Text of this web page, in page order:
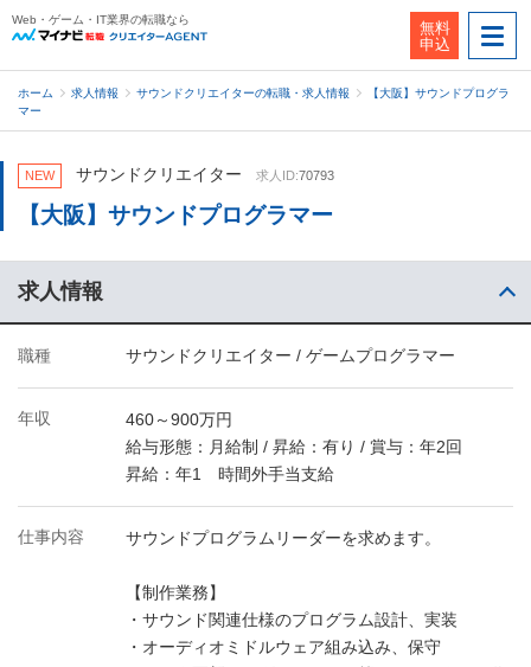
Web・ゲーム・IT業界の転職なら
無料
申込
ホーム 求人情報 サウンドクリエイターの転職・求人情報
【大阪】サウンドプログラ
マー
NEW サウンドクリエイター 求人ID:70793
【大阪】サウンドプログラマー
求人情報
職種 サウンドクリエイター / ゲームプログラマー
年収
460～900万円
給与形態：月給制 / 昇給：有り / 賞与：年2回
昇給：年1 時間外手当支給
仕事内容 サウンドプログラムリーダーを求めます。
【制作業務】
・サウンド関連仕様のプログラム設計、実装
・オーディオミドルウェア組み込み、保守